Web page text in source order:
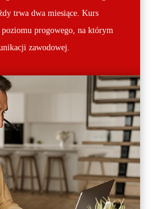
trwa dwa miesiące. Kurs
progowego, na którym
zawodowej.